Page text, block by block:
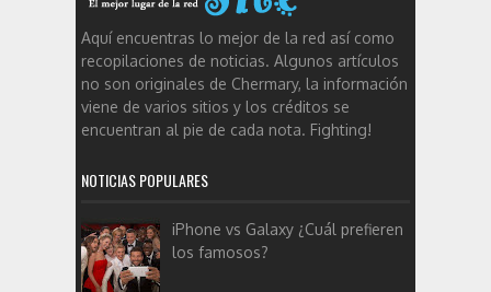
Aquí encuentras lo mejor de la red así como
recopilaciones de noticias. Algunos artículos
no son originales de Chermary, la información
viene de varios sitios y los créditos se
encuentran al pie de cada nota. Fighting!
NOTICIAS POPULARES
iPhone vs Galaxy ¿Cuál prefieren
los famosos?